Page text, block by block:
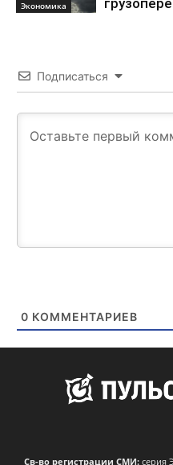
Экономика
Подписаться
0 КОММЕНТАРИЕВ
Св-во регистрации СМИ: серия